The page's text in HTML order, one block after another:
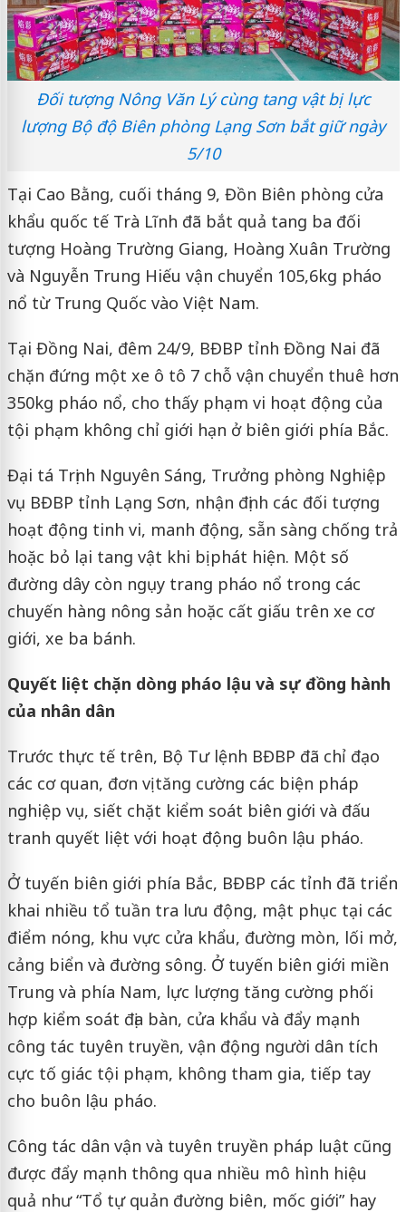
Đối tượng Nông Văn Lý cùng tang vật bị lực
lượng Bộ độ Biên phòng Lạng Sơn bắt giữ ngày
5/10
Tại Cao Bằng, cuối tháng 9, Đồn Biên phòng cửa
khẩu quốc tế Trà Lĩnh đã bắt quả tang ba đối
tượng Hoàng Trường Giang, Hoàng Xuân Trường
và Nguyễn Trung Hiếu vận chuyển 105,6kg pháo
nổ từ Trung Quốc vào Việt Nam.
Tại Đồng Nai, đêm 24/9, BĐBP tỉnh Đồng Nai đã
chặn đứng một xe ô tô 7 chỗ vận chuyển thuê hơn
350kg pháo nổ, cho thấy phạm vi hoạt động của
tội phạm không chỉ giới hạn ở biên giới phía Bắc.
Đại tá Trịnh Nguyên Sáng, Trưởng phòng Nghiệp
vụ BĐBP tỉnh Lạng Sơn, nhận định các đối tượng
hoạt động tinh vi, manh động, sẵn sàng chống trả
hoặc bỏ lại tang vật khi bị phát hiện. Một số
đường dây còn ngụy trang pháo nổ trong các
chuyến hàng nông sản hoặc cất giấu trên xe cơ
giới, xe ba bánh.
Quyết liệt chặn dòng pháo lậu và sự đồng hành
của nhân dân
Trước thực tế trên, Bộ Tư lệnh BĐBP đã chỉ đạo
các cơ quan, đơn vị tăng cường các biện pháp
nghiệp vụ, siết chặt kiểm soát biên giới và đấu
tranh quyết liệt với hoạt động buôn lậu pháo.
Ở tuyến biên giới phía Bắc, BĐBP các tỉnh đã triển
khai nhiều tổ tuần tra lưu động, mật phục tại các
điểm nóng, khu vực cửa khẩu, đường mòn, lối mở,
cảng biển và đường sông. Ở tuyến biên giới miền
Trung và phía Nam, lực lượng tăng cường phối
hợp kiểm soát địa bàn, cửa khẩu và đẩy mạnh
công tác tuyên truyền, vận động người dân tích
cực tố giác tội phạm, không tham gia, tiếp tay
cho buôn lậu pháo.
Công tác dân vận và tuyên truyền pháp luật cũng
được đẩy mạnh thông qua nhiều mô hình hiệu
quả như “Tổ tự quản đường biên, mốc giới” hay